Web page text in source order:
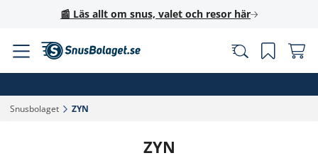
📰 Läs allt om snus, valet och resor här
Snusbolaget‎ ZYN‎
ZYN